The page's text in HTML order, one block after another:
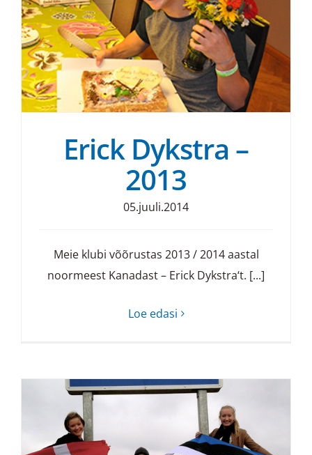
Erick Dykstra –
2013
05.juuli.2014
Meie klubi võõrustas 2013 / 2014 aastal
noormeest Kanadast – Erick Dykstra‘t. [...]
Loe edasi